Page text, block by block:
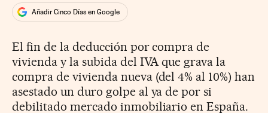
Añadir Cinco Días en Google
El fin de la deducción por compra de
vivienda y la subida del IVA que grava la
compra de vivienda nueva (del 4% al 10%) han
asestado un duro golpe al ya de por si
debilitado mercado inmobiliario en España.